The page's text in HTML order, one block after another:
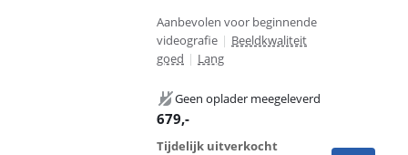
Aanbevolen voor beginnende
videografie | Beeldkwaliteit
goed | Lang
Geen oplader meegeleverd
679,-
Tijdelijk uitverkocht